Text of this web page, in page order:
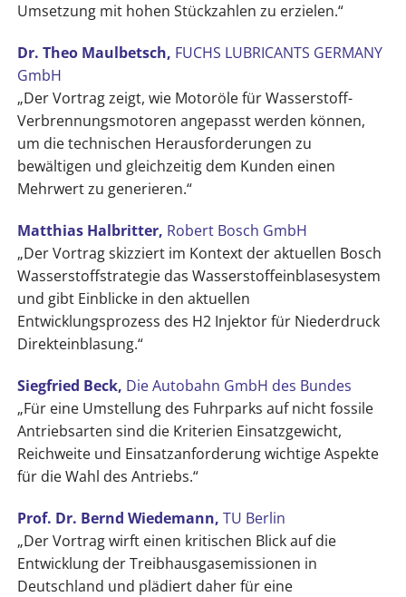
Umsetzung mit hohen Stückzahlen zu erzielen.“
Dr. Theo Maulbetsch, FUCHS LUBRICANTS GERMANY
GmbH
„Der Vortrag zeigt, wie Motoröle für Wasserstoff-
Verbrennungsmotoren angepasst werden können,
um die technischen Herausforderungen zu
bewältigen und gleichzeitig dem Kunden einen
Mehrwert zu generieren.“
Matthias Halbritter, Robert Bosch GmbH
„Der Vortrag skizziert im Kontext der aktuellen Bosch
Wasserstoffstrategie das Wasserstoffeinblasesystem
und gibt Einblicke in den aktuellen
Entwicklungsprozess des H2 Injektor für Niederdruck
Direkteinblasung.“
Siegfried Beck, Die Autobahn GmbH des Bundes
„Für eine Umstellung des Fuhrparks auf nicht fossile
Antriebsarten sind die Kriterien Einsatzgewicht,
Reichweite und Einsatzanforderung wichtige Aspekte
für die Wahl des Antriebs.“
Prof. Dr. Bernd Wiedemann, TU Berlin
„Der Vortrag wirft einen kritischen Blick auf die
Entwicklung der Treibhausgasemissionen in
Deutschland und plädiert daher für eine